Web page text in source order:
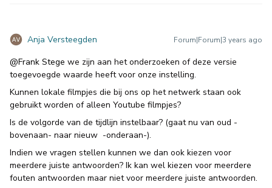
Anja Versteegden Forum|Forum|3 years ago
@Frank Stege we zijn aan het onderzoeken of deze versie
toegevoegde waarde heeft voor onze instelling.
Kunnen lokale filmpjes die bij ons op het netwerk staan ook
gebruikt worden of alleen Youtube filmpjes?
Is de volgorde van de tijdlijn instelbaar? (gaat nu van oud -
bovenaan- naar nieuw -onderaan-).
Indien we vragen stellen kunnen we dan ook kiezen voor
meerdere juiste antwoorden? Ik kan wel kiezen voor meerdere
fouten antwoorden maar niet voor meerdere juiste antwoorden.